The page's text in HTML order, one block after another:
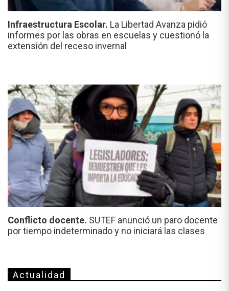
Infraestructura Escolar. La Libertad Avanza pidió
informes por las obras en escuelas y cuestionó la
extensión del receso invernal
Conflicto docente. SUTEF anunció un paro docente
por tiempo indeterminado y no iniciará las clases
Actualidad